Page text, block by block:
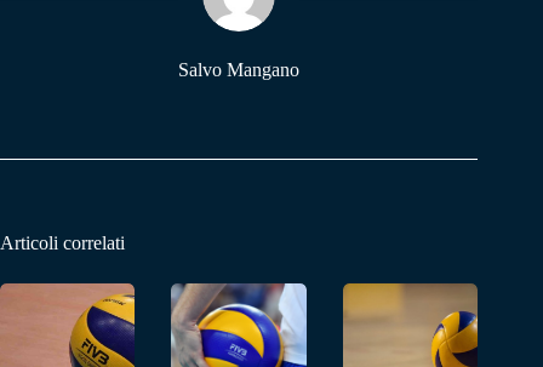
Salvo Mangano
Articoli correlati